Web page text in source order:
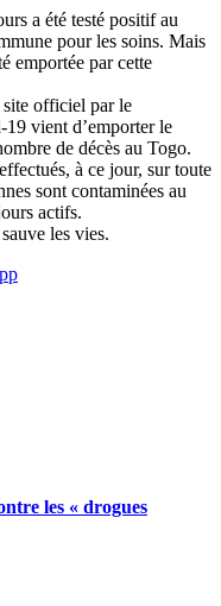
a été testé positif au
pour les soins. Mais
emportée par cette
officiel par le
vient d’emporter le
de décès au Togo.
à ce jour, sur toute
sont contaminées au
actifs.
les vies.
les « drogues